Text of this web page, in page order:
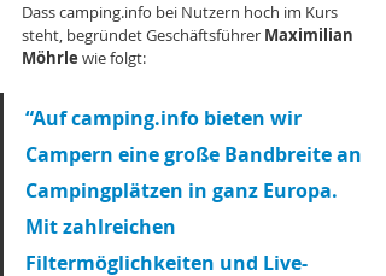
Dass camping.info bei Nutzern hoch im Kurs
steht, begründet Geschäftsführer Maximilian
Möhrle wie folgt:
“Auf camping.info bieten wir
Campern eine große Bandbreite an
Campingplätzen in ganz Europa.
Mit zahlreichen
Filtermöglichkeiten und Live-